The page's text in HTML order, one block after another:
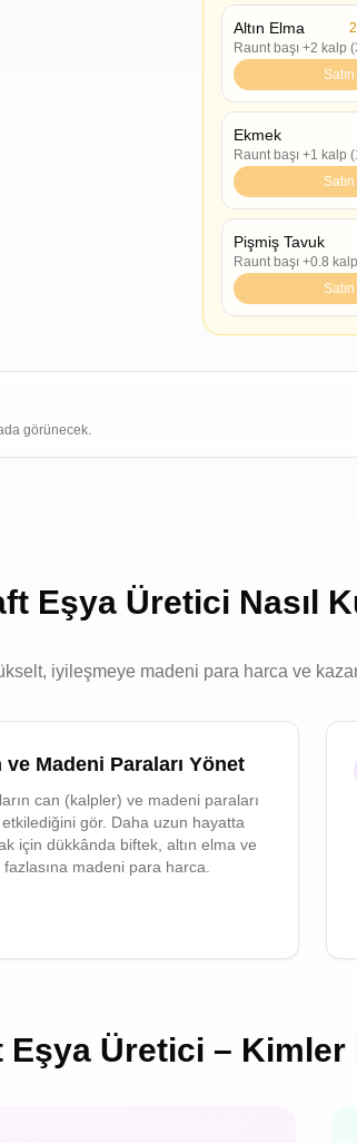
Altın Elma
Raunt başı +2 kalp
Satın
Ekmek
Raunt başı +1 kalp
Satın
Pişmiş Tavuk
Raunt başı +0.8
Satın
görünecek.
Eşya Üretici Nasıl
iyileşmeye madeni para harca ve
ve Madeni Paraları Yönet
can (kalpler) ve madeni paraları
etkilediğini gör. Daha uzun hayatta
için dükkânda biftek, altın elma ve
madeni para harca.
Üretici – Kimler